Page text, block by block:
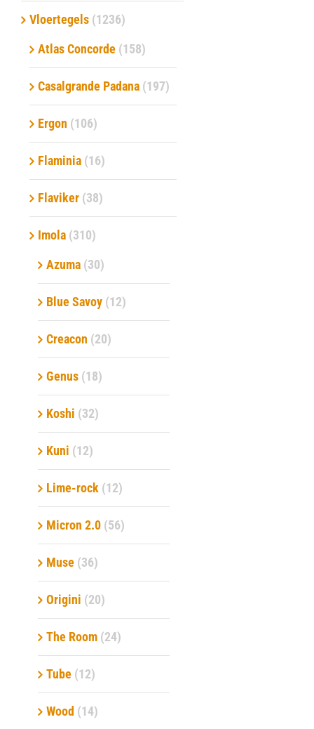
Verwerkingsmaterialen
Over ons
Contact
Vloertegels (1236)
Atlas Concorde (158)
Casalgrande Padana (197)
Ergon (106)
Flaminia (16)
Flaviker (38)
Imola (310)
Azuma (30)
Blue Savoy (12)
Creacon (20)
Genus (18)
Koshi (32)
Kuni (12)
Lime-rock (12)
Micron 2.0 (56)
Muse (36)
Origini (20)
The Room (24)
Tube (12)
Wood (14)